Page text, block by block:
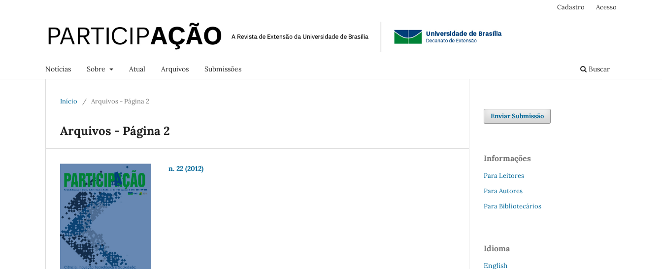
Notícias Sobre Atual Arquivos Submissões Buscar
Cadastro Acesso
Início / Arquivos - Página 2
Arquivos - Página 2
n. 22 (2012)
Enviar Submissão
Informações
Para Leitores
Para Autores
Para Bibliotecários
Idioma
English